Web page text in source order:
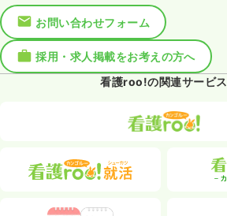
お問い合わせフォーム
採用・求人掲載をお考えの方へ
看護roo!の関連サービス